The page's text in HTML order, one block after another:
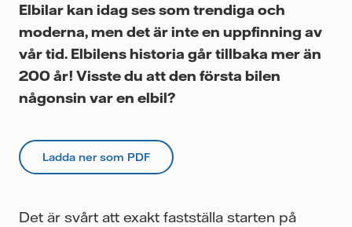
Elbilar kan idag ses som trendiga och
moderna, men det är inte en uppfinning av
vår tid. Elbilens historia går tillbaka mer än
200 år! Visste du att den första bilen
någonsin var en elbil?
Ladda ner som PDF
Det är svårt att exakt fastställa starten på